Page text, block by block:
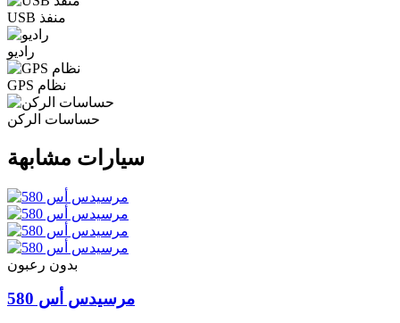
USB منفذ
راديو
GPS نظام
حساسات الركن
سيارات مشابهة
بدون رعبون
مرسيدس أس 580